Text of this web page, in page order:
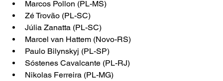
Marcos Pollon (PL-MS)
Zé Trovão (PL-SC)
Júlia Zanatta (PL-SC)
Marcel van Hattem (Novo-RS)
Paulo Bilynskyj (PL-SP)
Sóstenes Cavalcante (PL-RJ)
Nikolas Ferreira (PL-MG)